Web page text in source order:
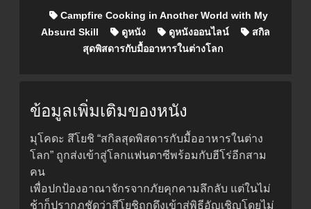
Campfire Cooking in Another World with My
Absurd Skill
ดูหนัง ดูหนังออนไลน์
สกิล
สุดพิสดารกับมื้ออาหารในต่างโลก
ข้อมูลเพิ่มเติมของหนัง
มุโคดะ สึโยชิ “สกิลสุดพิสดารกับมื้ออาหารในต่าง
โลก” ถูกส่งเข้าสู่โลกแฟนตาซีพร้อมกับฮีโร่อีกสาม
คน
เพื่อปกป้องอาณาจักรจากภัยคุกคามลึกลับ แต่ในไม่
ช้าก็ปรากฏชัดว่าสึโยชิถูกดึงเข้าสู่พิธีอัญเชิญโดยไม่